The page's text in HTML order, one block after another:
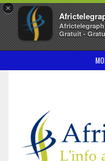
×
Africtelegraph
Gratuit -